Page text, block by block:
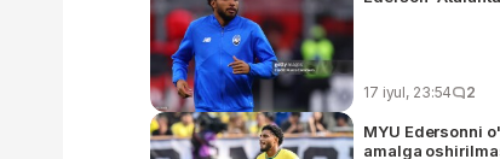
17 iyul, 23:54 2
MYU Edersonni
amalga